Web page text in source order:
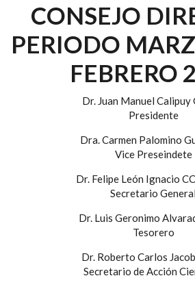
CONSEJO
PERIODO
FEBRERO
Dr. Juan Manuel Calipuy
Presidente
Dra. Carmen Palomino
Vice Preseindete
Dr. Felipe León Ignacio
Secretario General
Dr. Luis Geronimo
Tesorero
Dr. Roberto Carlos
Secretario de Acción